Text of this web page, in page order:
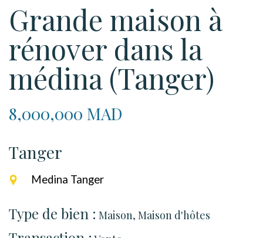
Grande maison à
rénover dans la
médina (Tanger)
8,000,000 MAD
Tanger
Medina Tanger
Type de bien : Maison, Maison d'hôtes